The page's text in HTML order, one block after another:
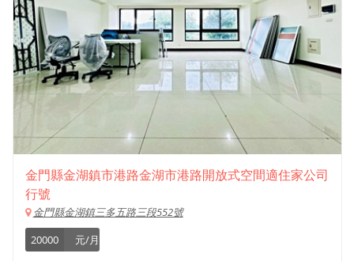
金門縣金湖鎮市港路金湖市港路開放式空間適住家公司
行號
金門縣金湖鎮三多五路三段552號
20000
元/月